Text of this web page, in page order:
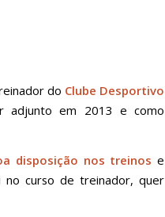
do Clube Desportivo
adjunto em 2013 e como
disposição nos treinos e
curso de treinador, quer